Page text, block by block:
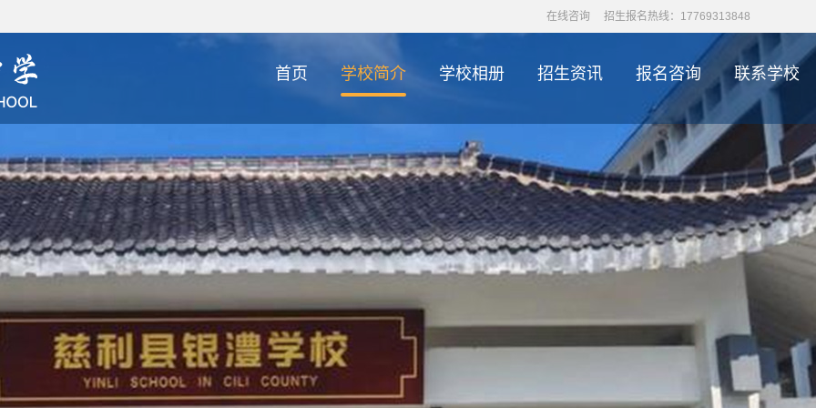
在线咨询 招生报名热线：17769313848
首页 学校简介 学校相册 招生资讯 报名咨询 联系学校